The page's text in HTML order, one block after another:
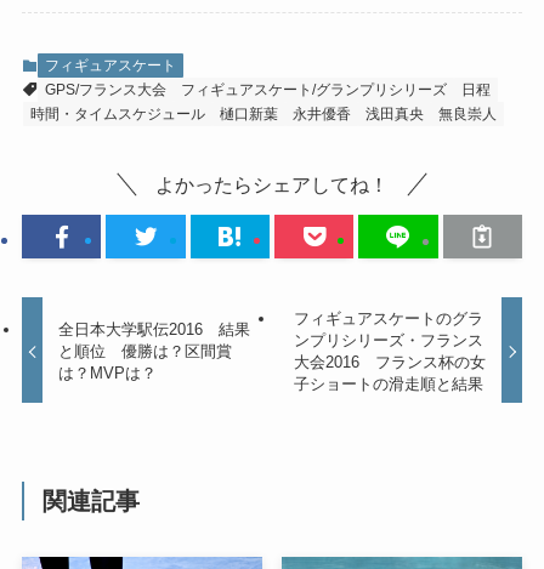
フィギュアスケート
GPS/フランス大会
フィギュアスケート/グランプリシリーズ
日程
時間・タイムスケジュール
樋口新葉 永井優香 浅田真央 無良崇人
よかったらシェアしてね！
全日本大学駅伝2016 結果
と順位 優勝は？区間賞
は？MVPは？
フィギュアスケートのグラ
ンプリシリーズ・フランス
大会2016 フランス杯の女
子ショートの滑走順と結果
関連記事